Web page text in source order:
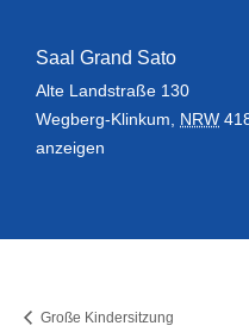
Saal Grand Sato
Alte Landstraße 130
Wegberg-Klinkum
NRW
anzeigen
Große Kindersitzung